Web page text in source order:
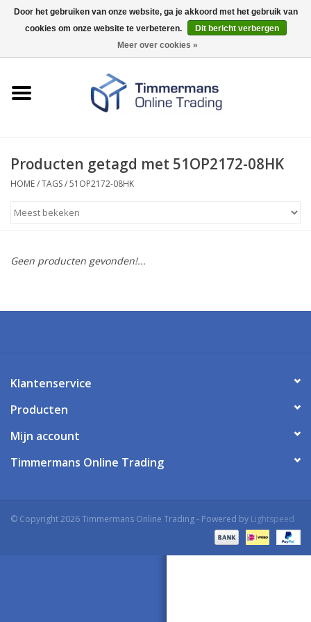
0 Artikelen - €0,00
Merken
Producten getagd met 51OP2172-08HK
HOME/TAGS/51OP2172-08HK
Geen producten gevonden!...
Klantenservice
Producten
Mijn account
Timmermans Online Trading
© Copyright 2026 Timmermans Online Trading - Powered by Lightspeed
Door het gebruiken van onze website, ga je akkoord met het gebruik van
cookies om onze website te verbeteren.
Dit bericht verbergen
Meer over cookies »